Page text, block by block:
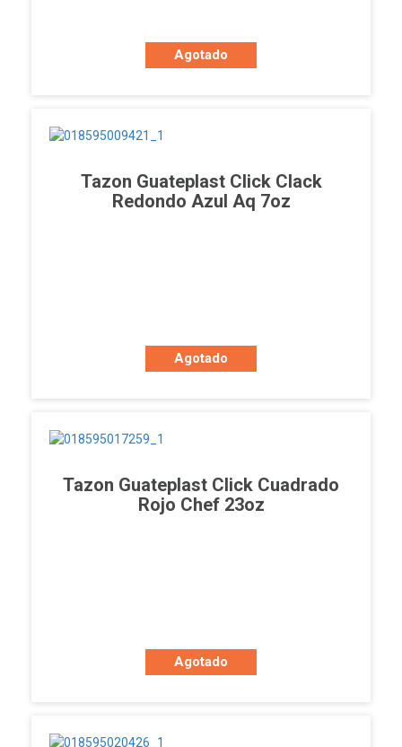
Agotado
Tazon Guateplast Click Clack
Redondo Azul Aq 7oz
Agotado
Tazon Guateplast Click Cuadrado
Rojo Chef 23oz
Agotado